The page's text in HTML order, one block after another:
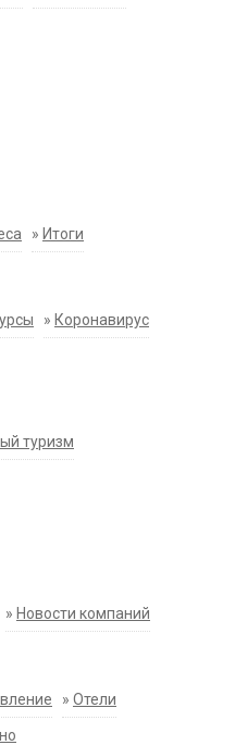
» Итоги
» Коронавирус
туризм
» Новости компаний
» Отели